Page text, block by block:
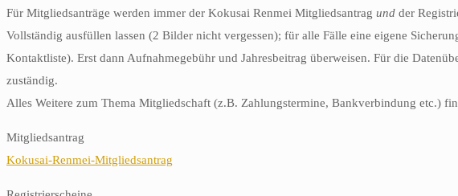
Für Mitgliedsanträge werden immer der Kokusai Renmei Mitgliedsantrag und der
Vollständig ausfüllen lassen (2 Bilder nicht vergessen); für alle Fälle eine eigene
Kontaktliste). Erst dann Aufnahmegebühr und Jahresbeitrag überweisen. Für die
zuständig.
Alles Weitere zum Thema Mitgliedschaft (z.B. Zahlungstermine, Bankverbindung etc.)
Mitgliedsantrag
Kokusai-Renmei-Mitgliedsantrag